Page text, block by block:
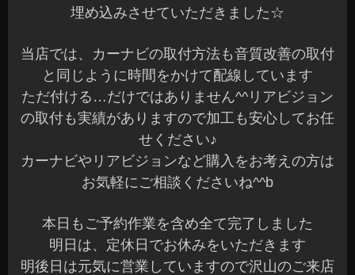
埋め込みさせていただきました☆
当店では、カーナビの取付方法も音質改善の取付
と同じように時間をかけて配線しています
ただ付ける…だけではありません^^リアビジョン
の取付も実績がありますので加工も安心してお任
せください♪
カーナビやリアビジョンなど購入をお考えの方は
お気軽にご相談くださいね^^b
本日もご予約作業を含め全て完了しました
明日は、定休日でお休みをいただきます
明後日は元気に営業していますので沢山のご来店